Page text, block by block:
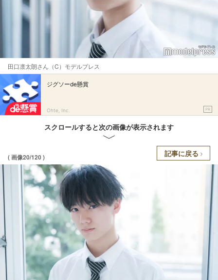
田口凛太朗さん（C）モデルプレス
ジグソーde懸賞
Ohte, Inc. PR
スクロールすると次の画像が表示されます
( 画像20/120 ) 記事に戻る